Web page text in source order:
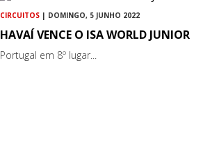
CIRCUITOS | DOMINGO, 5 JUNHO 2022
HAVAÍ VENCE O ISA WORLD JUNIOR
Portugal em 8º lugar...